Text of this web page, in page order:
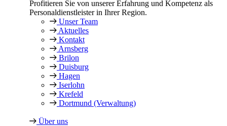
Profitieren Sie von unserer Erfahrung und Kompetenz als
Personaldienstleister in Ihrer Region.
Unser Team
Aktuelles
Kontakt
Arnsberg
Brilon
Duisburg
Hagen
Iserlohn
Krefeld
Dortmund (Verwaltung)
Über uns